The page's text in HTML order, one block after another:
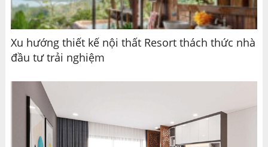
Xu hướng thiết kế nội thất Resort thách thức nhà
đầu tư trải nghiệm